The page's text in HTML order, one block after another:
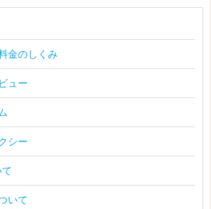
金のしくみ
ュー
シー
いて